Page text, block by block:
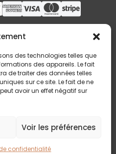
des technologies telles que
des appareils. Le fait
de traiter des données telles
sur ce site. Le fait de ne
avoir un effet négatif sur
Voir les préférences
confidentialité
MOI